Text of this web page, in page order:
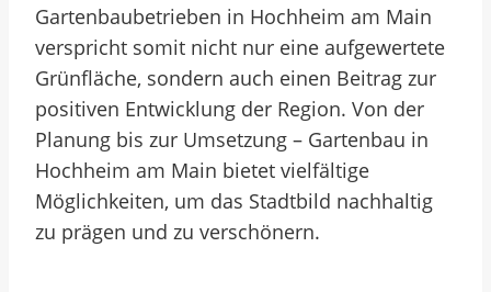
Gartenbaubetrieben in Hochheim am Main
verspricht somit nicht nur eine aufgewertete
Grünfläche, sondern auch einen Beitrag zur
positiven Entwicklung der Region. Von der
Planung bis zur Umsetzung – Gartenbau in
Hochheim am Main bietet vielfältige
Möglichkeiten, um das Stadtbild nachhaltig
zu prägen und zu verschönern.